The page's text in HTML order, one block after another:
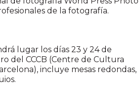
de la fotografía.
lugar los días 23 y 24 de
del CCCB (Centre de Cultura
incluye mesas redondas,